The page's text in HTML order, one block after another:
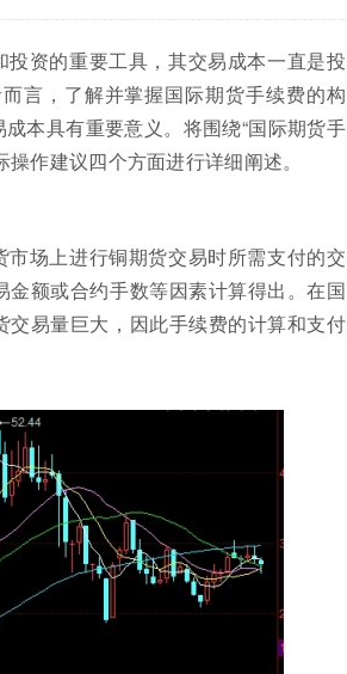
资的重要工具，其交易成本一直是投
言，了解并掌握国际期货手续费的构
本具有重要意义。将围绕“国际期货手
作建议四个方面进行详细阐述。
场上进行铜期货交易时所需支付的交
额或合约手数等因素计算得出。在国
易量巨大，因此手续费的计算和支付